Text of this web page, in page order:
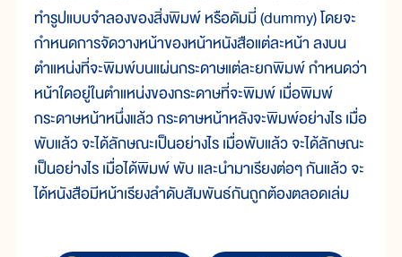
ทำรูปแบบจำลองของสิ่งพิมพ์ หรือดัมมี่ (dummy) โดยจะ
กำหนดการจัดวางหน้าของหน้าหนังสือแต่ละหน้า ลงบน
ตำแหน่งที่จะพิมพ์บนแผ่นกระดาษแต่ละยกพิมพ์ กำหนดว่า
หน้าใดอยู่ในตำแหน่งของกระดาษที่จะพิมพ์ เมื่อพิมพ์
กระดาษหน้าหนึ่งแล้ว กระดาษหน้าหลังจะพิมพ์อย่างไร เมื่อ
พับแล้ว จะได้ลักษณะเป็นอย่างไร เมื่อพับแล้ว จะได้ลักษณะ
เป็นอย่างไร เมื่อได้พิมพ์ พับ และนำมาเรียงต่อๆ กันแล้ว จะ
ได้หนังสือมีหน้าเรียงลำดับสัมพันธ์กันถูกต้องตลอดเล่ม